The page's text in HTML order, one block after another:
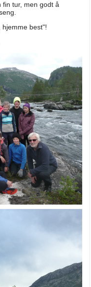
tur, men godt å
best"!